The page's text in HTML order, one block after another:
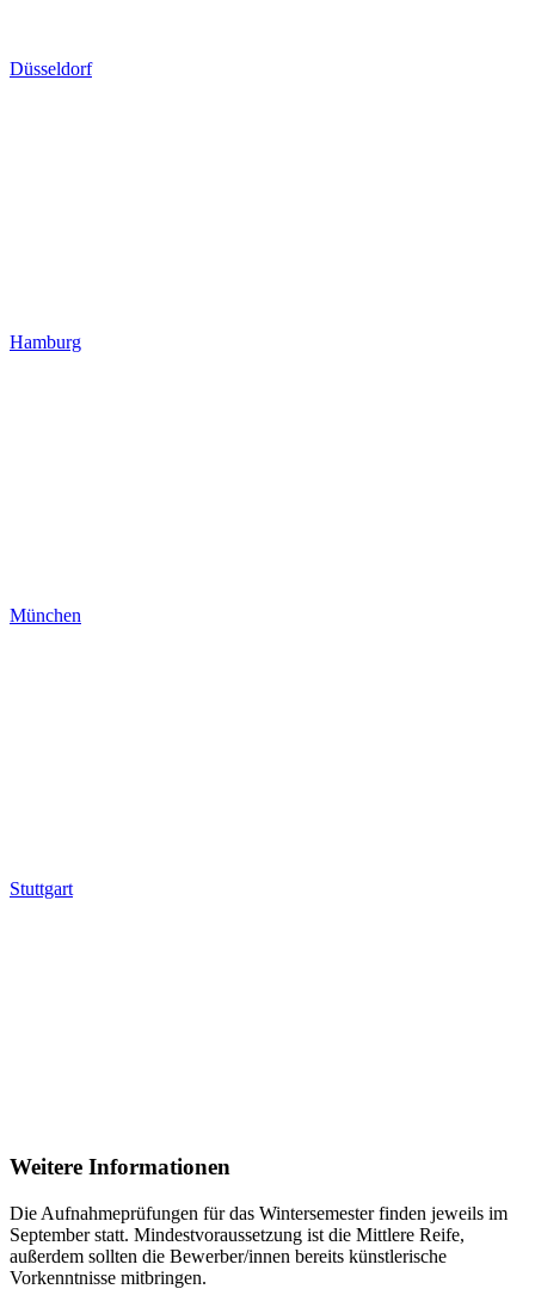
Düsseldorf
Hamburg
München
Stuttgart
Weitere Informationen
Die Aufnahmeprüfungen für das Wintersemester finden jeweils im
September statt. Mindestvoraussetzung ist die Mittlere Reife,
außerdem sollten die Bewerber/innen bereits künstlerische
Vorkenntnisse mitbringen.